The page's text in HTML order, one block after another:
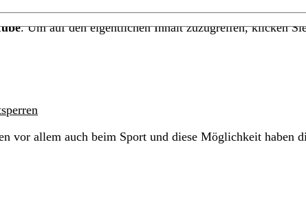
. Um auf den eigentlichen Inhalt zuzugreifen, klicken
vor allem auch beim Sport und diese Möglichkeit haben